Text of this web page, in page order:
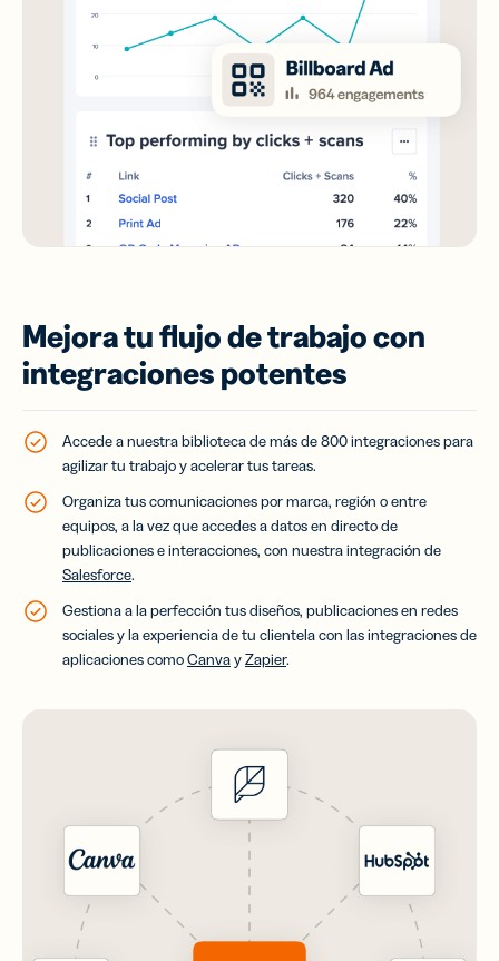
Mejora tu flujo de trabajo con
integraciones potentes
Accede a nuestra biblioteca de más de 800 integraciones para
agilizar tu trabajo y acelerar tus tareas.
Organiza tus comunicaciones por marca, región o entre
equipos, a la vez que accedes a datos en directo de
publicaciones e interacciones, con nuestra integración de
Salesforce.
Gestiona a la perfección tus diseños, publicaciones en redes
sociales y la experiencia de tu clientela con las integraciones de
aplicaciones comoCanvayZapier.